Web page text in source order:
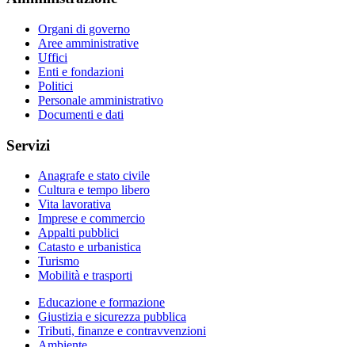
Organi di governo
Aree amministrative
Uffici
Enti e fondazioni
Politici
Personale amministrativo
Documenti e dati
Servizi
Anagrafe e stato civile
Cultura e tempo libero
Vita lavorativa
Imprese e commercio
Appalti pubblici
Catasto e urbanistica
Turismo
Mobilità e trasporti
Educazione e formazione
Giustizia e sicurezza pubblica
Tributi, finanze e contravvenzioni